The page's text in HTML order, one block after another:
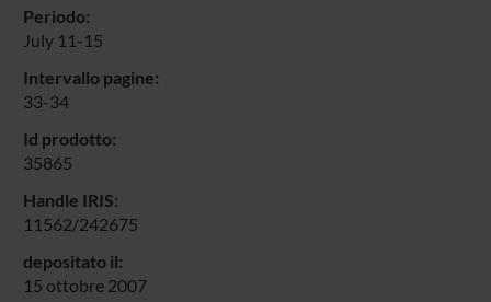
Periodo:
July 11-15
Intervallo pagine:
33-34
Id prodotto:
35865
Handle IRIS:
11562/242675
depositato il:
15 ottobre 2007